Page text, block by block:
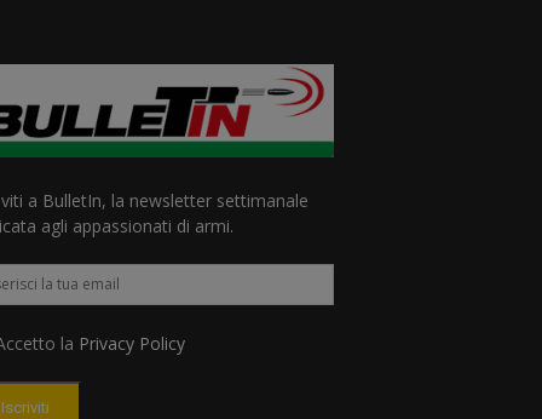
a BulletIn, la newsletter settimanale
agli appassionati di armi.
la Privacy Policy
Iscriviti